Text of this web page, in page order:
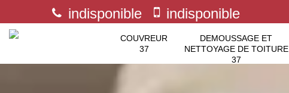
indisponible indisponible
COUVREUR
37
DEMOUSSAGE ET
NETTOYAGE DE TOITURE
37